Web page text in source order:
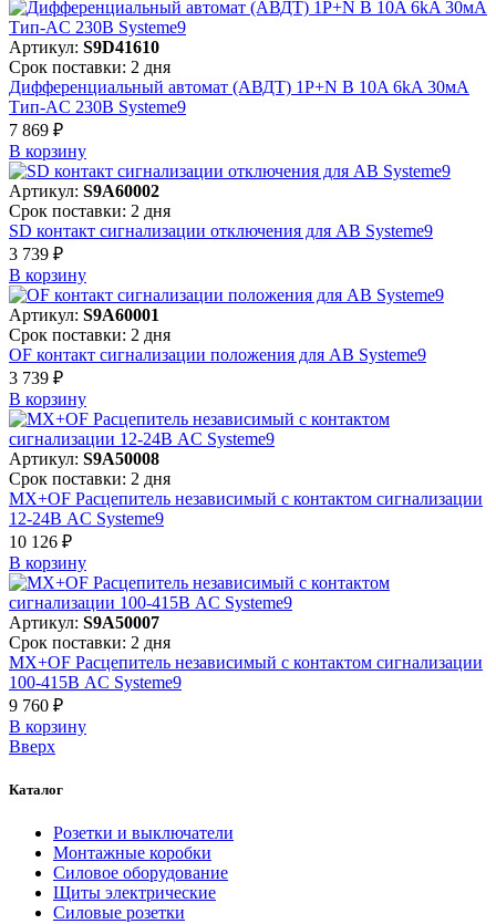
Артикул: S9D41610
Срок поставки: 2 дня
Дифференциальный автомат (АВДТ) 1P+N B 10A 6kA 30мА
Тип-AC 230В Systeme9
7 869 ₽
В корзинy
Артикул: S9A60002
Срок поставки: 2 дня
SD контакт сигнализации отключения для АВ Systeme9
3 739 ₽
В корзинy
Артикул: S9A60001
Срок поставки: 2 дня
OF контакт сигнализации положения для АВ Systeme9
3 739 ₽
В корзинy
Артикул: S9A50008
Срок поставки: 2 дня
MX+OF Расцепитель независимый с контактом сигнализации
12-24В AC Systeme9
10 126 ₽
В корзинy
Артикул: S9A50007
Срок поставки: 2 дня
MX+OF Расцепитель независимый с контактом сигнализации
100-415В AC Systeme9
9 760 ₽
В корзинy
Вверх
Каталог
Розетки и выключатели
Монтажные коробки
Силовое оборудование
Щиты электрические
Силовые розетки